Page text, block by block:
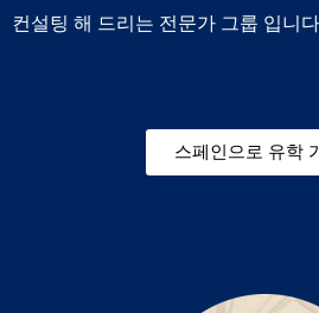
컨설팅 해 드리는 전문가 그룹 입니
스페인으로 유학